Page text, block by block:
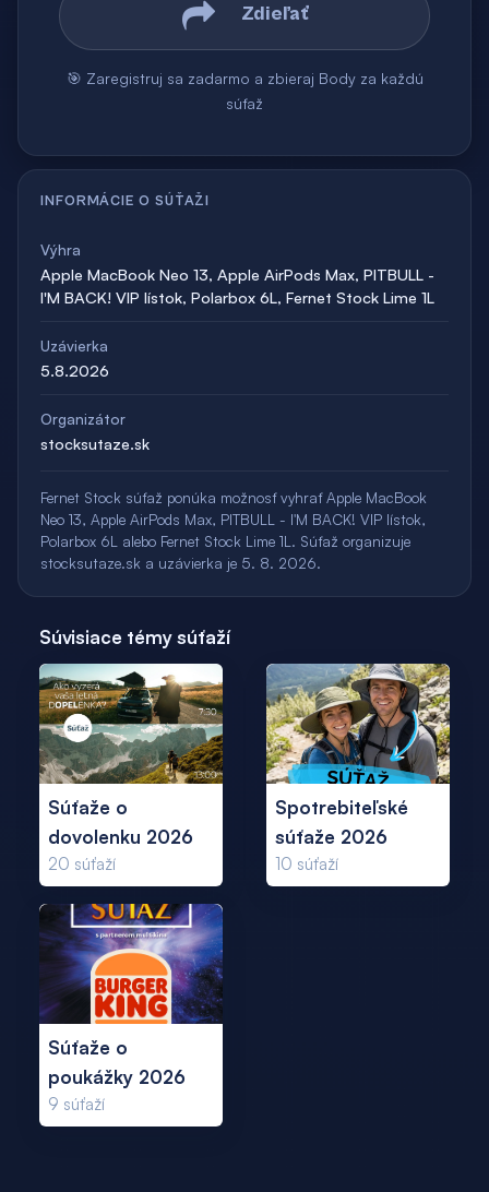
Zdieľať
🎯 Zaregistruj sa zadarmo a zbieraj Body za každú
súťaž
INFORMÁCIE O SÚŤAŽI
Výhra
Apple MacBook Neo 13, Apple AirPods Max, PITBULL -
I'M BACK! VIP lístok, Polarbox 6L, Fernet Stock Lime 1L
Uzávierka
5.8.2026
Organizátor
stocksutaze.sk
Fernet Stock súťaž ponúka možnosť vyhrať Apple MacBook
Neo 13, Apple AirPods Max, PITBULL - I'M BACK! VIP lístok,
Polarbox 6L alebo Fernet Stock Lime 1L. Súťaž organizuje
stocksutaze.sk a uzávierka je 5. 8. 2026.
Súvisiace témy súťaží
Súťaže o
dovolenku 2026
20 súťaží
Spotrebiteľské
súťaže 2026
10 súťaží
Súťaže o
poukážky 2026
9 súťaží